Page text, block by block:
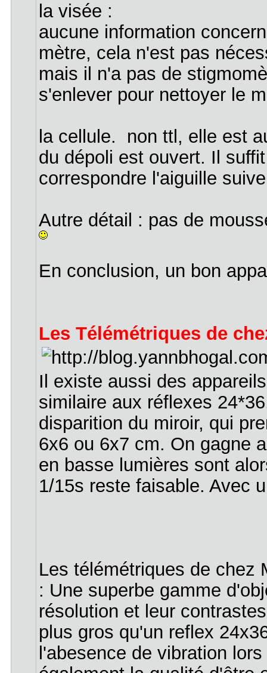
la visée :
aucune information
mètre, cela n'est pas
mais il n'a pas de
s'enlever pour nettoyer le
la cellule. non ttl, elle est
du dépoli est ouvert. Il
correspondre l'aiguille
Autre détail : pas de
En conclusion, un bon
Les Télémétriques de
Il existe aussi des
similaire aux réflexes
disparition du miroir, qui
6x6 ou 6x7 cm. On gagne
en basse lumières sont
1/15s reste faisable. Avec
Les télémétriques de chez
: Une superbe gamme
résolution et leur
plus gros qu'un reflex
l'abesence de vibration